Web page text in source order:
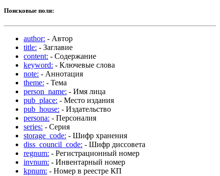
Поисковые поля:
author: - Автор
title: - Заглавие
content: - Содержание
keyword: - Ключевые слова
note: - Аннотация
theme: - Тема
person_name: - Имя лица
pub_place: - Место издания
pub_house: - Издательство
persona: - Персоналия
series: - Серия
storage_code: - Шифр хранения
diss_council_code: - Шифр диссовета
regnum: - Регистрационный номер
invnum: - Инвентарный номер
kpnum: - Номер в реестре КП